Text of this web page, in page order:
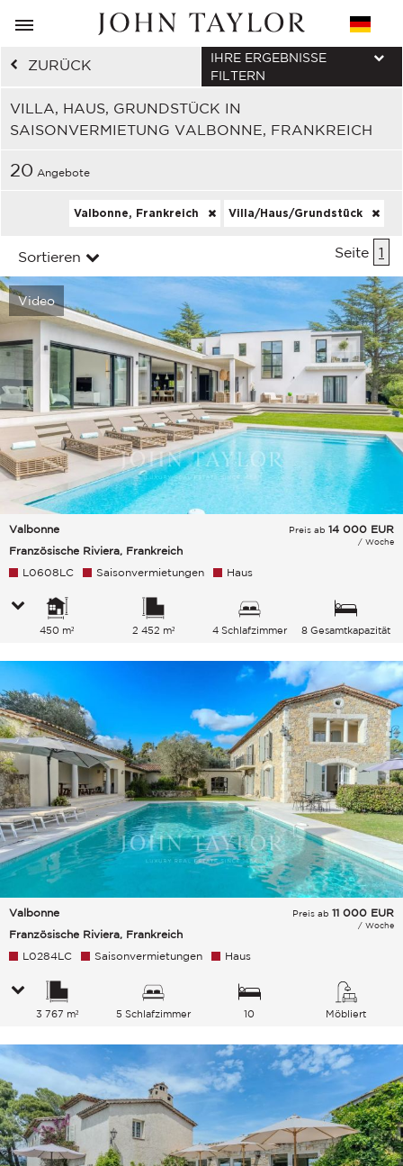
ZURÜCK
VILLA, HAUS, GRUNDSTÜCK IN
SAISONVERMIETUNG VALBONNE, FRANKREICH
IHRE ERGEBNISSE
FILTERN
20 Angebote
Valbonne, Frankreich Villa/Haus/Grundstück
Sortieren Seite 1
Video
Valbonne
Französische Riviera, Frankreich
Preis ab 14 000 EUR
/ Woche
L0608LC Saisonvermietungen Haus
450 m² 2 452 m² 4 Schlafzimmer 8 Gesamtkapazität
Valbonne
Französische Riviera, Frankreich
Preis ab 11 000 EUR
/ Woche
L0284LC Saisonvermietungen Haus
3 767 m² 5 Schlafzimmer
10
Möbliert